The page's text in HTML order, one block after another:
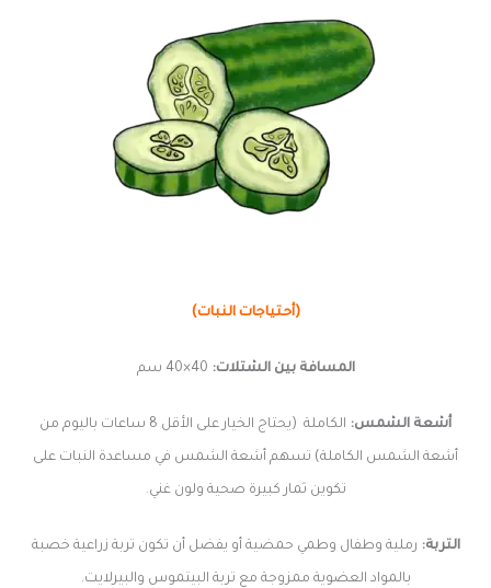
(أحتياجات النبات)
المسافة بين الشتلات:
أشعة الشمس: الكاملة (يحتاج الخيار على الأقل 8 ساعات باليوم من
أشعة الشمس الكاملة) تسهم أشعة الشمس في مساعدة النبات على
تكوين ثمار كبيرة صحية ولون غني.
التربة: رملية وطفال وطمي حمضية أو يفضل أن تكون تربة زراعية خصبة
بالمواد العضوية ممزوجة مع تربة البيتموس والبيرلايت.